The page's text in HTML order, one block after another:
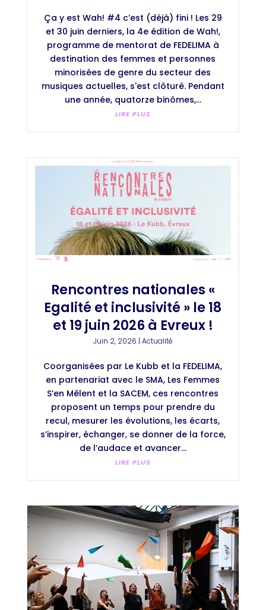
Ça y est Wah! #4 c’est (déjà) fini ! Les 29
et 30 juin derniers, la 4e édition de Wah!,
programme de mentorat de FEDELIMA à
destination des femmes et personnes
minorisées de genre du secteur des
musiques actuelles, s'est clôturé. Pendant
une année, quatorze binômes,...
LIRE PLUS
Rencontres nationales «
Egalité et inclusivité » le 18
et 19 juin 2026 à Evreux !
Juin 2, 2026 | Actualité
Coorganisées par Le Kubb et la FEDELIMA,
en partenariat avec le SMA, Les Femmes
S’en Mêlent et la SACEM, ces rencontres
proposent un temps pour prendre du
recul, mesurer les évolutions, les écarts,
s’inspirer, échanger, se donner de la force,
de l’audace et avancer...
LIRE PLUS